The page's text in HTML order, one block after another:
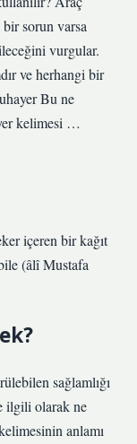
bir sorun varsa
vurgular.
ve herhangi bir
Bu ne
kelimesi …
(âlî Mustafa
sağlamlığı
ilgili olarak ne
anlamı